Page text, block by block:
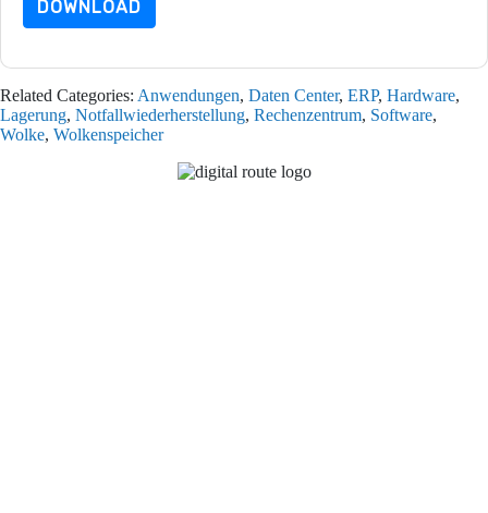
DOWNLOAD
Related Categories: Anwendungen, Daten Center, ERP, Hardware,
Lagerung, Notfallwiederherstellung, Rechenzentrum, Software,
Wolke, Wolkenspeicher